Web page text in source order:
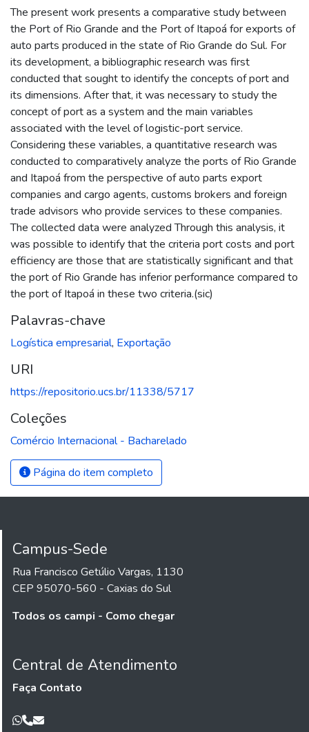
The present work presents a comparative study between
the Port of Rio Grande and the Port of Itapoá for exports of
auto parts produced in the state of Rio Grande do Sul. For
its development, a bibliographic research was first
conducted that sought to identify the concepts of port and
its dimensions. After that, it was necessary to study the
concept of port as a system and the main variables
associated with the level of logistic-port service.
Considering these variables, a quantitative research was
conducted to comparatively analyze the ports of Rio Grande
and Itapoá from the perspective of auto parts export
companies and cargo agents, customs brokers and foreign
trade advisors who provide services to these companies.
The collected data were analyzed Through this analysis, it
was possible to identify that the criteria port costs and port
efficiency are those that are statistically significant and that
the port of Rio Grande has inferior performance compared to
the port of Itapoá in these two criteria.(sic)
Palavras-chave
Logística empresarial, Exportação
URI
https://repositorio.ucs.br/11338/5717
Coleções
Comércio Internacional - Bacharelado
Página do item completo
Campus-Sede
Rua Francisco Getúlio Vargas, 1130
CEP 95070-560 - Caxias do Sul
Todos os campi - Como chegar
Central de Atendimento
Faça Contato